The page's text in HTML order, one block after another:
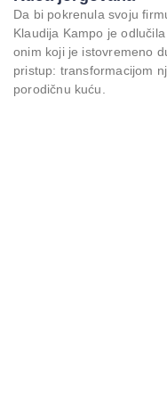
Da bi pokrenula svoju
Klaudija Kampo je
onim koji je istovremeno
pristup: transformacijom
porodičnu kuću.